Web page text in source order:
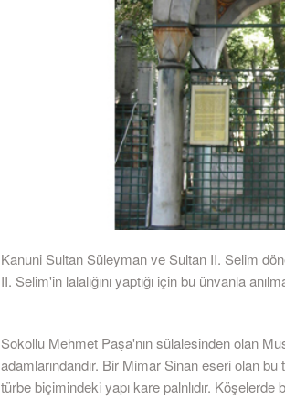
Kanuni Sultan Süleyman ve Sultan II. Selim
II. Selim'in lalalığını yaptığı için bu ünvanla
Sokollu Mehmet Paşa'nın sülalesinden olan
adamlarındandır. Bir Mimar Sinan eseri olan bu
türbe biçimindeki yapı kare palnlıdır.